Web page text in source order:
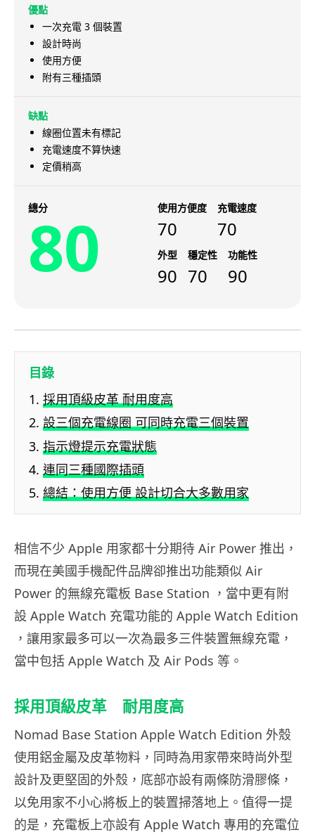
優點
一次充電 3 個裝置
設計時尚
使用方便
附有三種插頭
缺點
線圈位置未有標記
充電速度不算快速
定價稍高
總分
80 使用方便度
70
充電速度
70
外型
90
穩定性
70
功能性
90
目錄
採用頂級皮革 耐用度高
設三個充電線圈 可同時充電三個裝置
指示燈提示充電狀態
連同三種國際插頭
總結：使用方便 設計切合大多數用家
相信不少 Apple 用家都十分期待 Air Power 推出，
而現在美國手機配件品牌卻推出功能類似 Air
Power 的無線充電板 Base Station ，當中更有附
設 Apple Watch 充電功能的 Apple Watch Edition
，讓用家最多可以一次為最多三件裝置無線充電，
當中包括 Apple Watch 及 Air Pods 等。
採用頂級皮革 耐用度高
Nomad Base Station Apple Watch Edition 外殼
使用鋁金屬及皮革物料，同時為用家帶來時尚外型
設計及更堅固的外殼，底部亦設有兩條防滑膠條，
以免用家不小心將板上的裝置掃落地上。值得一提
的是，充電板上亦設有 Apple Watch 專用的充電位